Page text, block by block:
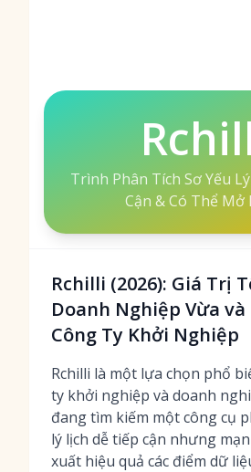
Trình Phân Tích Sơ Yếu
Cận & Có Thể Mở
Rchilli (2026): Giá Trị
Doanh Nghiệp Vừa và
Công Ty Khởi Nghiệp
Rchilli là một lựa chọn phổ
ty khởi nghiệp và doanh
đang tìm kiếm một công cụ
lý lịch dễ tiếp cận nhưng
xuất hiệu quả các điểm dữ